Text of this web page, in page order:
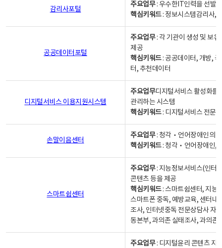
감리사포털
주요업무: 우수한IT인력을 선발
핵심키워드: 정보시스템감리사,
공공데이터포털
주요업무: 각 기관이 생성 및 보
제공
핵심키워드: 공공데이터, 개방,
터, 추천데이터
디지털서비스 이용지원시스템
주요업무디지털서비스 활성화를
관리하는 시스템
핵심키워드: 디지털서비스 전문
손말이음센터
주요업무: 청각‧언어장애인의
핵심키워드: 청각‧언어장애인,
스마트쉼센터
주요업무: 지능정보서비스(인터
콘텐츠 등을 제공
핵심키워드: 스마트쉼센터, 지능
스마트폰 중독, 예방교육, 센터내
조사, 인터넷중독 전문상담사 자
동본부, 과의존 실태조사, 과의존
주요업무: 디지털윤리 콘텐츠 지